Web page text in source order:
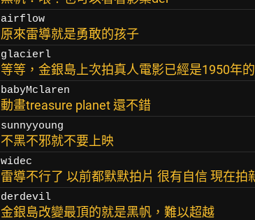
airflow
原來雷導就是勇敢的孩子
glacierl
等等，金銀島上次拍真人電影已經是1950年
babyMclaren
動畫treasure planet 還不錯
sunnyyoung
不黑不邪就不要上映
widec
雷導不行了 以前都默默拍片 很有自信 現在拍
derdevil
金銀島改變最頂的就是黑帆，難以超越